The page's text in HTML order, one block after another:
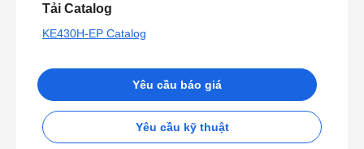
Tải Catalog
KE430H-EP Catalog
Yêu cầu báo giá
Yêu cầu kỹ thuật